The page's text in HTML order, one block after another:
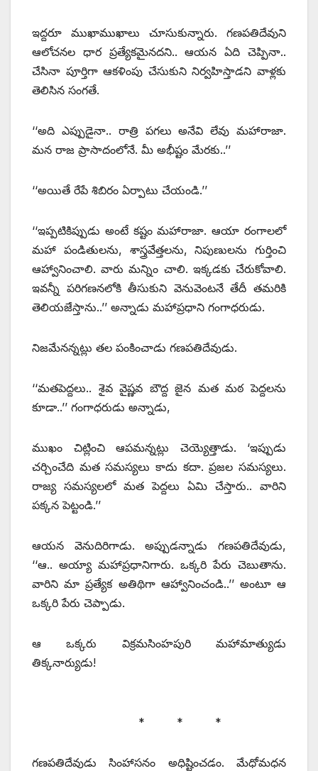
ఇద్దరూ ముఖాముఖాలు చూసుకున్నారు. గణపతిదేవుని
ఆలోచనల ధార ప్రత్యేకమైనదని.. ఆయన ఏది చెప్పినా..
చేసినా పూర్తిగా ఆకళింపు చేసుకుని నిర్వహిస్తాడని వాళ్లకు
తెలిసిన సంగతే.
‘‘అది ఎప్పుడైనా.. రాత్రి పగలు అనేవి లేవు మహారాజా.
మన రాజ ప్రాసాదంలోనే. మీ అభీష్టం మేరకు..’’
‘‘అయితే రేపే శిబిరం ఏర్పాటు చేయండి.’’
‘‘ఇప్పటికిప్పుడు అంటే కష్టం మహారాజా. ఆయా రంగాలలో
మహా పండితులను, శాస్త్రవేత్తలను, నిపుణులను గుర్తించి
ఆహ్వానించాలి. వారు మన్నిం చాలి. ఇక్కడకు చేరుకోవాలి.
ఇవన్నీ పరిగణనలోకి తీసుకుని వెనువెంటనే తేదీ తమరికి
తెలియజేస్తాను..’’ అన్నాడు మహాప్రధాని గంగాధరుడు.
నిజమేనన్నట్లు తల పంకించాడు గణపతిదేవుడు.
‘‘మతపెద్దలు.. శైవ వైష్ణవ బౌద్ద జైన మత మఠ పెద్దలను
కూడా..’’ గంగాధరుడు అన్నాడు,
ముఖం చిట్లించి ఆపమన్నట్లు చెయ్యెత్తాడు. ‘ఇప్పుడు
చర్చించేది మత సమస్యలు కాదు కదా. ప్రజల సమస్యలు.
రాజ్య సమస్యలలో మత పెద్దలు ఏమి చేస్తారు.. వారిని
పక్కన పెట్టండి.’’
ఆయన వెనుదిరిగాడు. అప్పుడన్నాడు గణపతిదేవుడు,
‘‘ఆ.. అయ్యా మహాప్రధానిగారు. ఒక్కరి పేరు చెబుతాను.
వారిని మా ప్రత్యేక అతిథిగా ఆహ్వానించండి..’’ అంటూ ఆ
ఒక్కరి పేరు చెప్పాడు.
ఆ ఒక్కరు విక్రమసింహపురి మహామాత్యుడు
తిక్కనార్యుడు!
* * *
గణపతిదేవుడు సింహాసనం అధిష్టించడం. మేధోమధన